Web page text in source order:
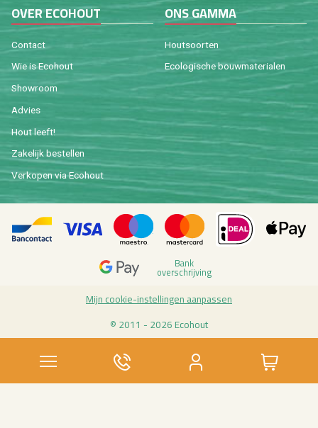
OVER ECO­HOUT
Con­tact
Wie is Eco­hout
Show­room
Ad­vies
Hout leeft!
Za­ke­lijk be­stel­len
Ver­ko­pen via Eco­hout
ONS GAMMA
Hout­soor­ten
Eco­lo­gi­sche bouw­ma­te­ri­a­len
Bank
over­schrij­ving
Mijn coo­kie-in­stel­lin­gen aan­pas­sen
© 2011 - 2026 Eco­hout